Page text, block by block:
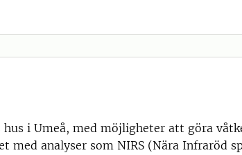
i Umeå, med möjligheter att göra
med analyser som NIRS (Nära Infraröd